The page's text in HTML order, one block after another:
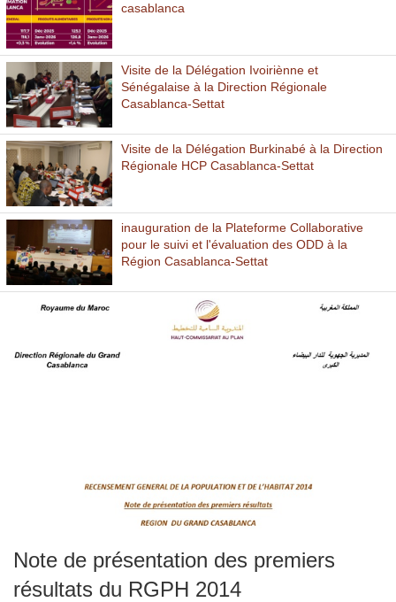
casablanca
Visite de la Délégation Ivoiriènne et
Sénégalaise à la Direction Régionale
Casablanca-Settat
Visite de la Délégation Burkinabé à la Direction
Régionale HCP Casablanca-Settat
inauguration de la Plateforme Collaborative
pour le suivi et l'évaluation des ODD à la
Région Casablanca-Settat
Note de présentation des premiers
résultats du RGPH 2014